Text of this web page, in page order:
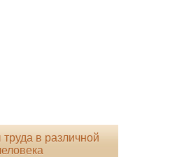
в различной